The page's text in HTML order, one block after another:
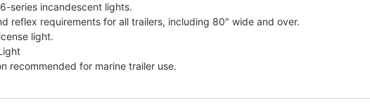
series incandescent lights.
reflex requirements for all trailers, including 80″ wide and over.
light.
recommended for marine trailer use.